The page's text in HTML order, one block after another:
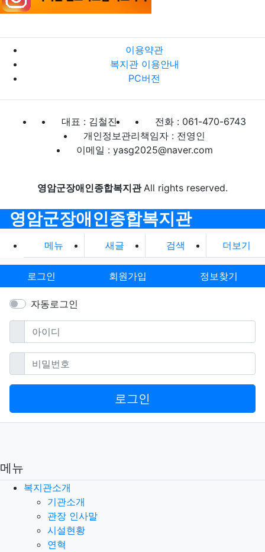
이용약관
복지관 이용안내
PC버전
대표 : 김철진
전화 : 061-470-6743
개인정보관리책임자 : 전영인
이메일 : yasg2025@naver.com
영암군장애인종합복지관All rights reserved.
영암군장애인종합복지관
메뉴 새글 검색 더보기
로그인 회원가입 정보찾기
자동로그인
아이디필수
비밀번호필수
로그인
메뉴
복지관소개
기관소개
관장 인사말
시설현황
연혁